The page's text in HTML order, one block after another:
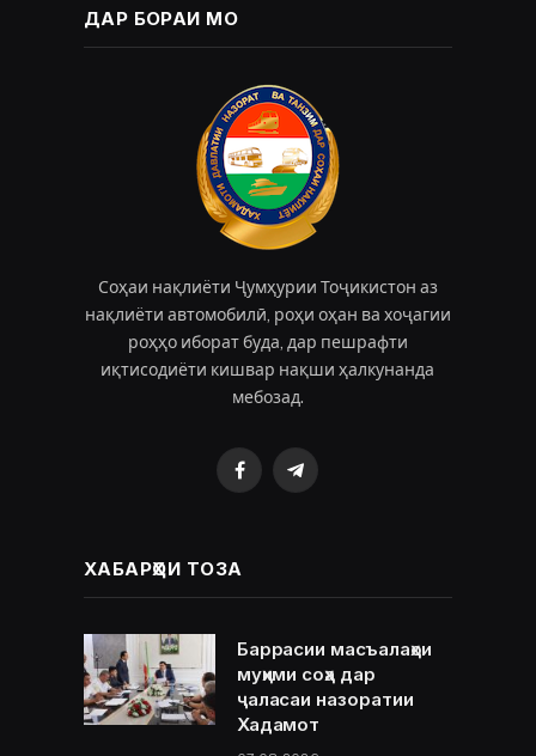
ДАР БОРАИ МО
Соҳаи нақлиёти Ҷумҳурии Тоҷикистон аз
нақлиёти автомобилӣ, роҳи оҳан ва хоҷагии
роҳҳо иборат буда, дар пешрафти
иқтисодиёти кишвар нақши ҳалкунанда
мебозад.
FacebookTelegram
ХАБАРҲОИ ТОЗА
Баррасии масъалаҳои
муҳими соҳа дар
ҷаласаи назоратии
Хадамот